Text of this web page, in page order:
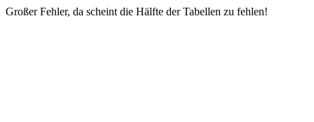
Großer Fehler, da scheint die Hälfte der Tabellen zu fehlen!